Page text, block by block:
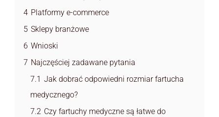
4 Platformy e-commerce
5 Sklepy branżowe
6 Wnioski
7 Najczęściej zadawane pytania
7.1 Jak dobrać odpowiedni rozmiar fartucha
medycznego?
7.2 Czy fartuchy medyczne są łatwe do